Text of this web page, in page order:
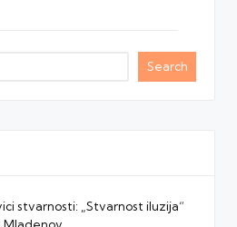
Search
stvarnosti: „Stvarnost iluzija“
Mladenov